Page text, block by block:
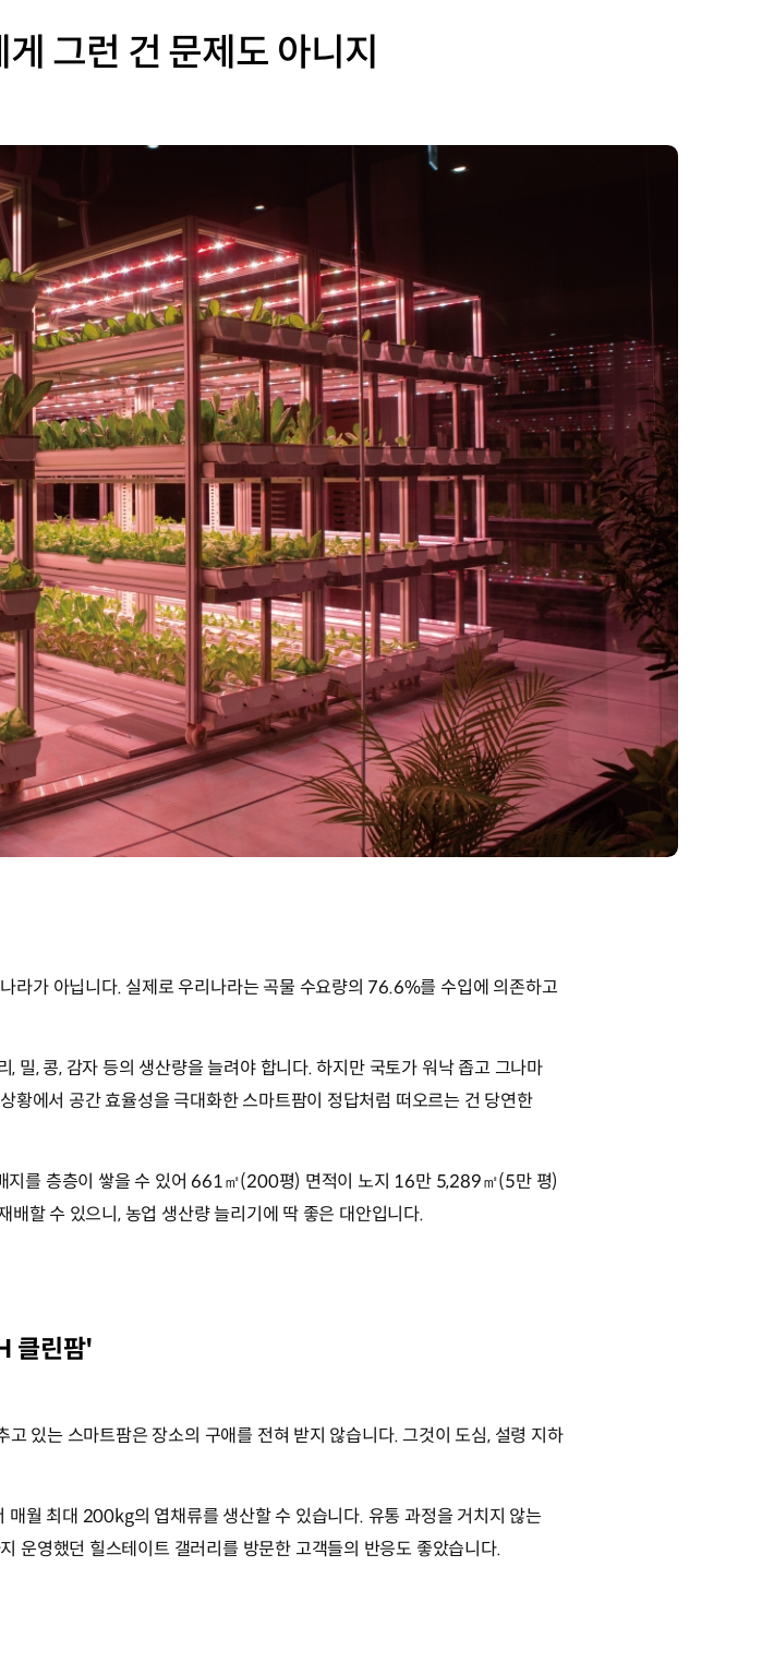
그런 건 문제도 아니지
라가 아닙니다. 실제로 우리나라는 곡물 수요량의 76.6%를 수입에 의존하고
밀, 콩, 감자 등의 생산량을 늘려야 합니다. 하지만 국토가 워낙 좁고 그나마
에서 공간 효율성을 극대화한 스마트팜이 정답처럼 떠오르는 건 당연한
지를 층층이 쌓을 수 있어 661㎡(200평) 면적이 노지 16만 5,289㎡(5만 평)
할 수 있으니, 농업 생산량 늘리기에 딱 좋은 대안입니다.
클린팜'
있는 스마트팜은 장소의 구애를 전혀 받지 않습니다. 그것이 도심, 설령 지하
월 최대 200kg의 엽채류를 생산할 수 있습니다. 유통 과정을 거치지 않는
운영했던 힐스테이트 갤러리를 방문한 고객들의 반응도 좋았습니다.